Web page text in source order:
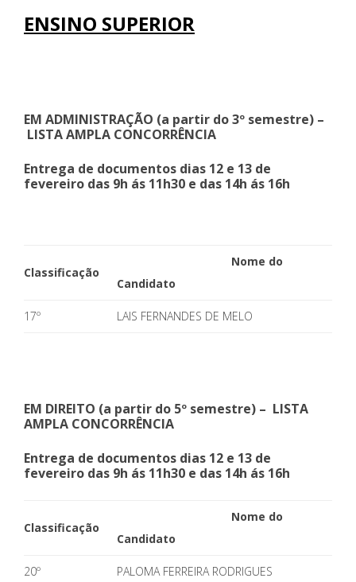
ENSINO SUPERIOR
EM ADMINISTRAÇÃO (a partir do 3º semestre) –
LISTA AMPLA CONCORRÊNCIA
Entrega de documentos dias 12 e 13 de
fevereiro das 9h ás 11h30 e das 14h ás 16h
Classificação
Nome do
Candidato
17º LAIS FERNANDES DE MELO
EM DIREITO (a partir do 5º semestre) – LISTA
AMPLA CONCORRÊNCIA
Entrega de documentos dias 12 e 13 de
fevereiro das 9h ás 11h30 e das 14h ás 16h
Classificação
Nome do
Candidato
20º PALOMA FERREIRA RODRIGUES